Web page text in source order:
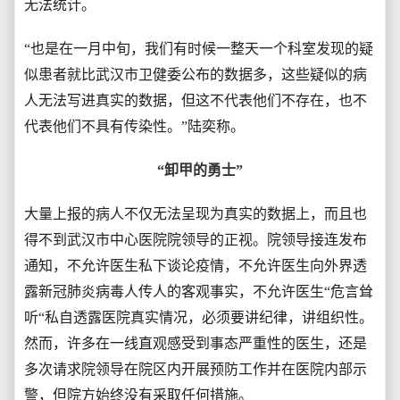
无法统计。
“也是在一月中旬，我们有时候一整天一个科室发现的疑
似患者就比武汉市卫健委公布的数据多，这些疑似的病
人无法写进真实的数据，但这不代表他们不存在，也不
代表他们不具有传染性。”陆奕称。
“卸甲的勇士”
大量上报的病人不仅无法呈现为真实的数据上，而且也
得不到武汉市中心医院院领导的正视。院领导接连发布
通知，不允许医生私下谈论疫情，不允许医生向外界透
露新冠肺炎病毒人传人的客观事实，不允许医生“危言耸
听“私自透露医院真实情况，必须要讲纪律，讲组织性。
然而，许多在一线直观感受到事态严重性的医生，还是
多次请求院领导在院区内开展预防工作并在医院内部示
警，但院方始终没有采取任何措施。